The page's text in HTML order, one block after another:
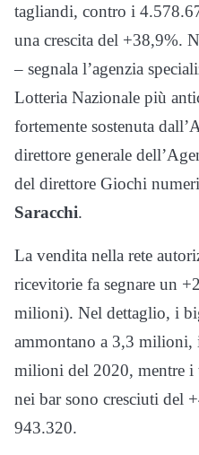
tagliandi, contro i
una crescita del +38,9%.
– segnala l’agenzia
Lotteria Nazionale più
fortemente sostenuta
direttore generale
del direttore Giochi
Saracchi.
La vendita nella rete
ricevitorie fa segnare un
milioni). Nel dettaglio, i
ammontano a 3,3
milioni del 2020, mentre i
nei bar sono cresciuti del
943.320.